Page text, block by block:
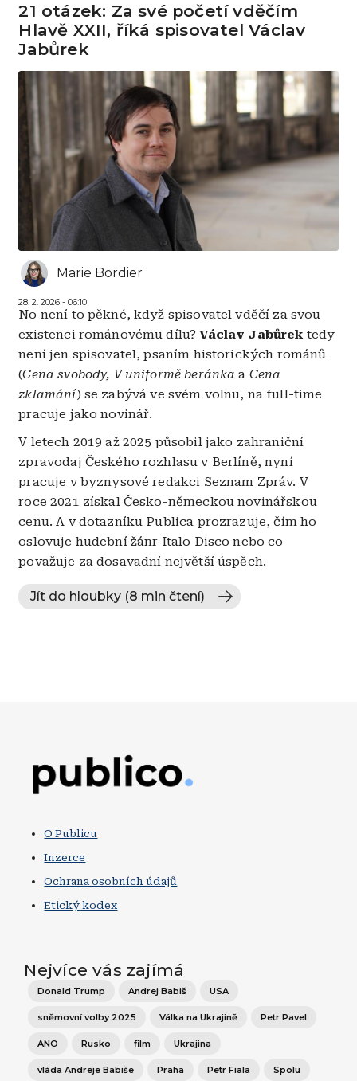
21 otázek: Za své početí vděčím
Hlavě XXII, říká spisovatel Václav
Jabůrek
Marie Bordier
28. 2. 2026 - 06:10
No není to pěkné, když spisovatel vděčí za svou
existenci románovému dílu?Václav Jabůrek tedy
není jen spisovatel, psaním historických románů
(Cena svobody, V uniformě beránkaa Cena
zklamání) se zabývá ve svém volnu, na full-time
pracuje jako novinář.
V letech 2019 až 2025 působil jako zahraniční
zpravodaj Českého rozhlasu v Berlíně, nyní
pracuje v byznysové redakci Seznam Zpráv. V
roce 2021 získal Česko-německou novinářskou
cenu. A v dotazníku Publica prozrazuje, čím ho
oslovuje hudební žánr Italo Disco nebo co
považuje za dosavadní největší úspěch.
Jít do hloubky (8 min čtení)
O Publicu
Inzerce
Ochrana osobních údajů
Etický kodex
Nejvíce vás zajímá
Donald Trump Andrej Babiš USA
sněmovní volby 2025 Válka na Ukrajině Petr Pavel
ANO Rusko film Ukrajina
vláda Andreje Babiše Praha Petr Fiala Spolu